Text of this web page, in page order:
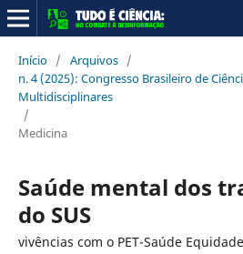
Início / Arquivos /
n. 4 (2025): Congresso Brasileiro de
Multidisciplinares
/
Medicina
Saúde mental dos
do SUS
vivências com o PET-Saúde Equidade